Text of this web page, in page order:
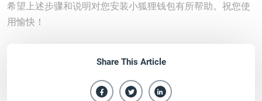
希望上述步骤和说明对您安装小狐狸钱包有所帮助。祝您使
用愉快！
Share This Article